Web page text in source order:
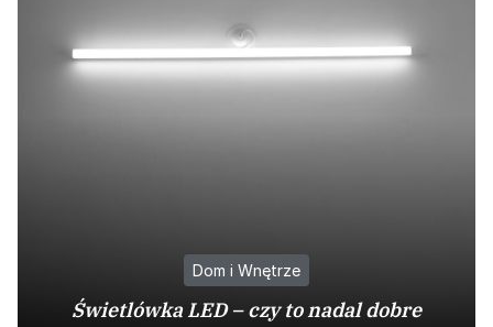
Dom i Wnętrze
Świetlówka LED – czy to nadal dobre